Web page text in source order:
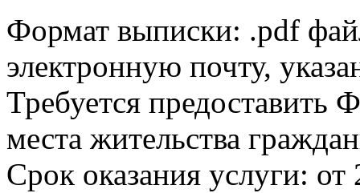
Формат выписки: .pdf
электронную почту,
Требуется
места жительства
Срок оказания услуги: от